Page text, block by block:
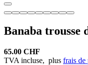
Banaba trousse
65.00 CHF
TVA incluse, plus frais de